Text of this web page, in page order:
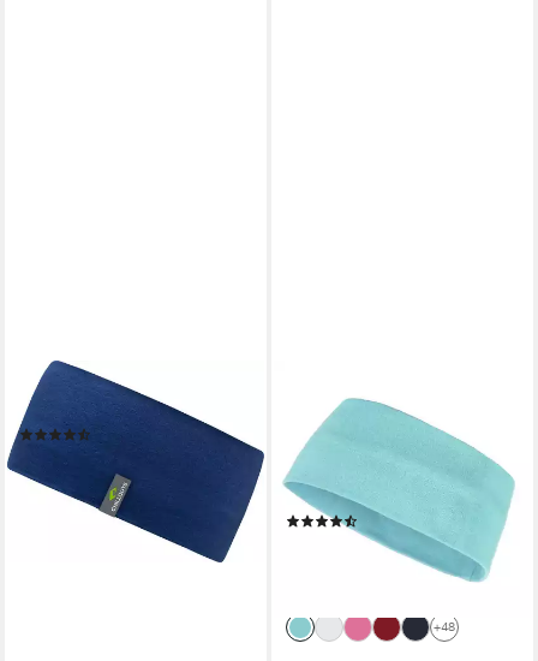
CHILLOUTS
Stirnband Eton
lieferbar - in 2-3 Werktagen bei dir
Stirnband Unisex 2535
Kopfband Maritim Kinder und
Erwachsene zweilagig
Baumwolle Streifen &
Unifarben, leichter
Tragekomfort, Formstabil &
UVP8,95 €
+48